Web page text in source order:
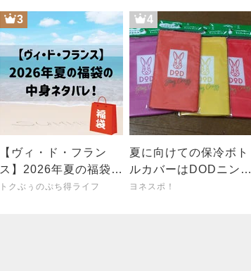
3
【ヴィ・ド・フラン
ス】2026年夏の福袋の
中身ネタバレ！予約開
トクぶぅのぷち得ライフ
4
夏に向けての保冷ボト
ルカバーはDODニンジ
ンウサホルダーとお洒
ヨネスポ！